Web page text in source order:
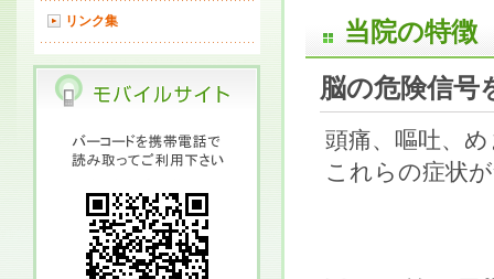
当院の特徴
脳の危険信号
頭痛、嘔吐、
これらの症状
リンク集